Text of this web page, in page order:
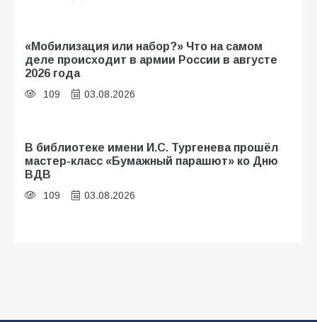
«Мобилизация или набор?» Что на самом
деле происходит в армии России в августе
2026 года
109 03.08.2026
В библиотеке имени И.С. Тургенева прошёл
мастер-класс «Бумажный парашют» ко Дню
ВДВ
109 03.08.2026